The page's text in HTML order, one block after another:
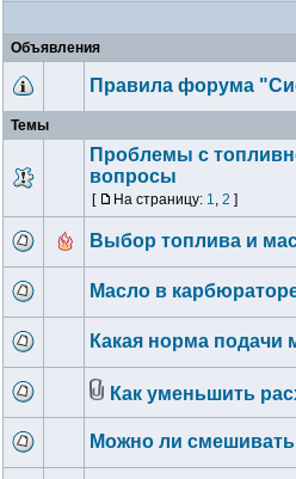
Объявления
Правила форума
Темы
Проблемы с
вопросы
[ На страницу: 1, 2 ]
Выбор топлива и
Масло в
Какая норма подачи
Как уменьшить
Можно ли смешивать